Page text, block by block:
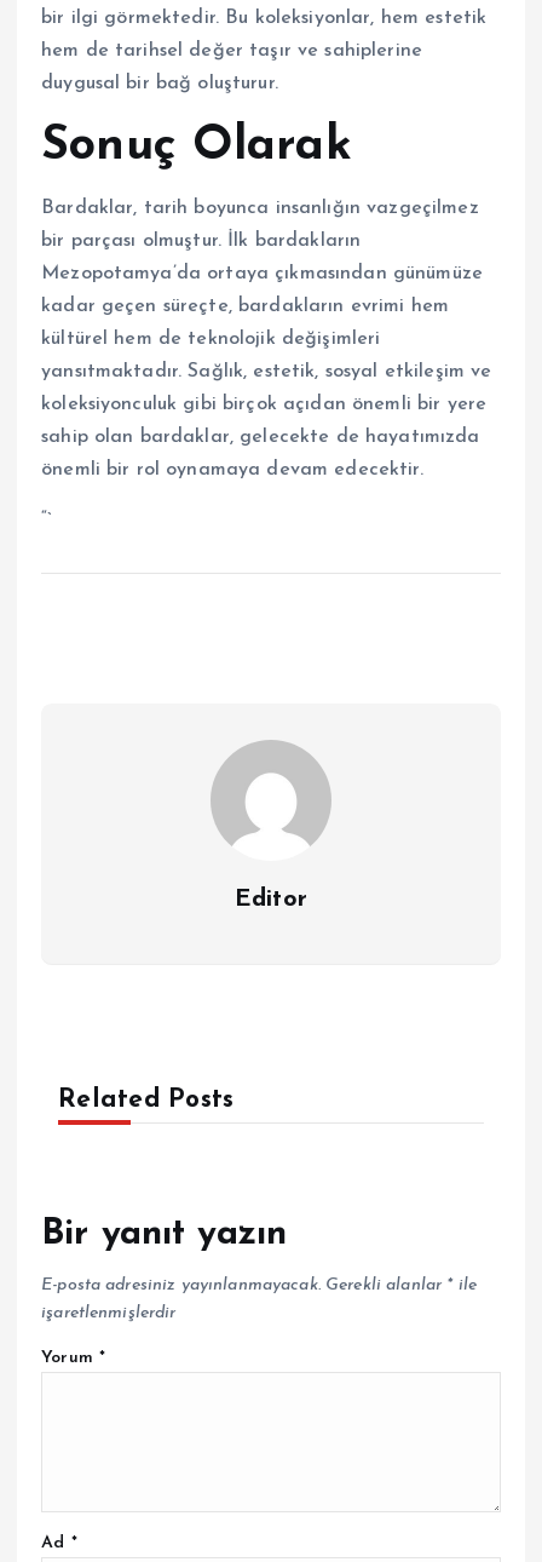
bir ilgi görmektedir. Bu koleksiyonlar, hem estetik
hem de tarihsel değer taşır ve sahiplerine
duygusal bir bağ oluşturur.
Sonuç Olarak
Bardaklar, tarih boyunca insanlığın vazgeçilmez
bir parçası olmuştur. İlk bardakların
Mezopotamya’da ortaya çıkmasından günümüze
kadar geçen süreçte, bardakların evrimi hem
kültürel hem de teknolojik değişimleri
yansıtmaktadır. Sağlık, estetik, sosyal etkileşim ve
koleksiyonculuk gibi birçok açıdan önemli bir yere
sahip olan bardaklar, gelecekte de hayatımızda
önemli bir rol oynamaya devam edecektir.
“`
Editor
Related Posts
Bir yanıt yazın
E-posta adresiniz yayınlanmayacak. Gerekli alanlar *ile
işaretlenmişlerdir
Yorum *
Ad *